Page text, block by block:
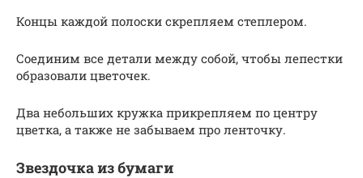
Концы каждой полоски скрепляем степлером.
Соединим все детали между собой, чтобы лепестки
образовали цветочек.
Два небольших кружка прикрепляем по центру
цветка, а также не забываем про ленточку.
Звездочка из бумаги